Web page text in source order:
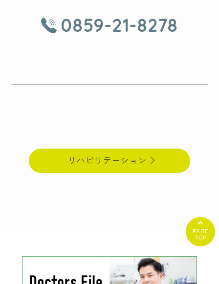
0859-21-8278
リハビリテーション
PAGE
TOP